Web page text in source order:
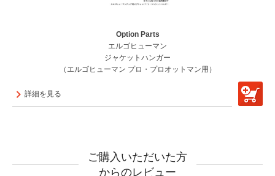
Option Parts
エルゴヒューマン
ジャケットハンガー
（エルゴヒューマン プロ・プロオットマン用）
詳細を見る
ご購入いただいた方
からのレビュー